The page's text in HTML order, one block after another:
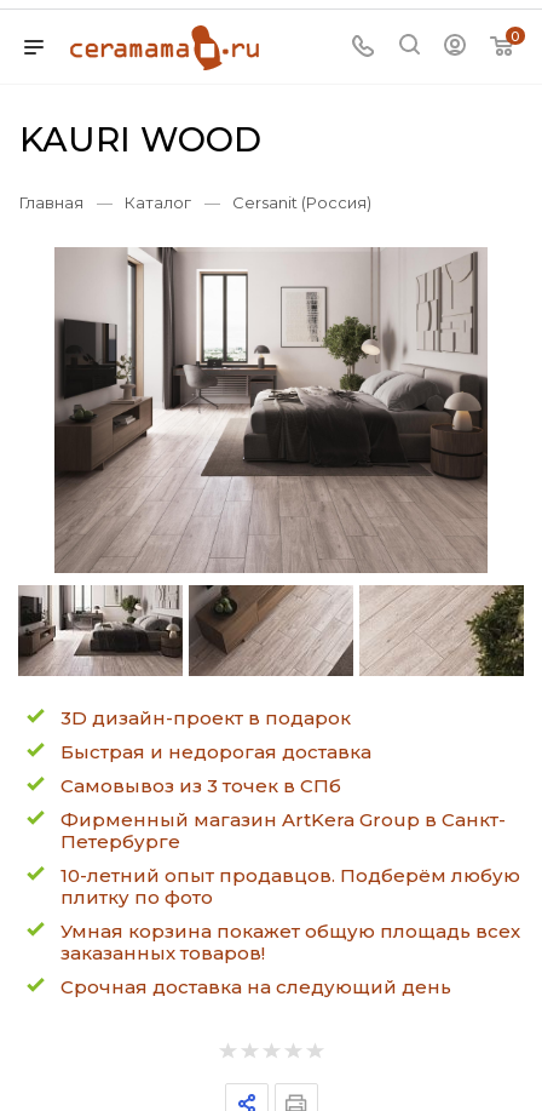
0
KAURI WOOD
Главная — Каталог — Cersanit (Россия)
3D дизайн-проект в подарок
Быстрая и недорогая доставка
Самовывоз из 3 точек в СПб
Фирменный магазин ArtKera Group в Санкт-
Петербурге
10-летний опыт продавцов. Подберём любую
плитку по фото
Умная корзина покажет общую площадь всех
заказанных товаров!
Срочная доставка на следующий день